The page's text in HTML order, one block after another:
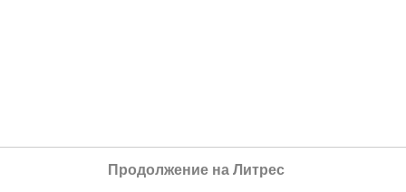
Продолжение на Литрес